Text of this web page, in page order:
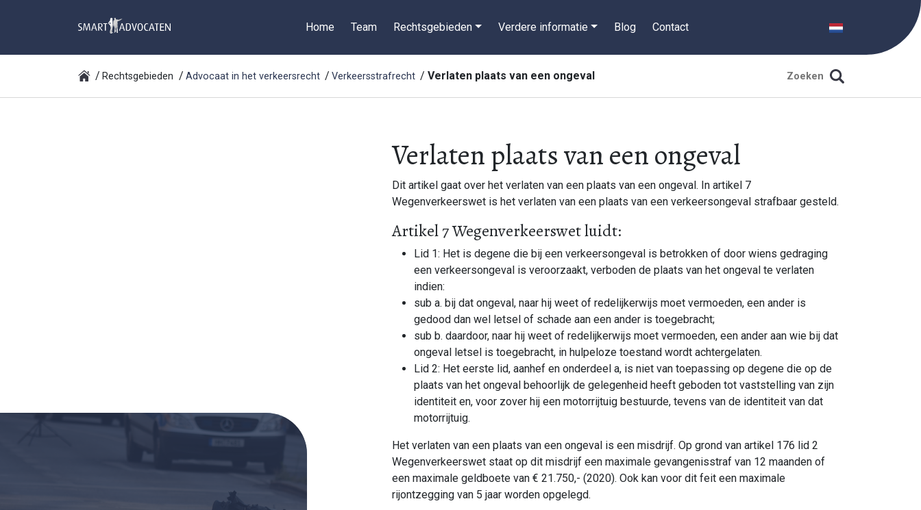
Home Team Rechtsgebieden Verdere informatie Blog Contact
Rechtsgebieden Advocaat in het verkeersrecht Verkeersstrafrecht Verlaten plaats van een ongeval
Verlaten plaats van een ongeval
Dit artikel gaat over het verlaten van een plaats van een ongeval. In artikel 7
Wegenverkeerswet is het verlaten van een plaats van een verkeersongeval strafbaar gesteld.
Artikel 7 Wegenverkeerswet luidt:
Lid 1: Het is degene die bij een verkeersongeval is betrokken of door wiens gedraging
een verkeersongeval is veroorzaakt, verboden de plaats van het ongeval te verlaten
indien:
sub a. bij dat ongeval, naar hij weet of redelijkerwijs moet vermoeden, een ander is
gedood dan wel letsel of schade aan een ander is toegebracht;
sub b. daardoor, naar hij weet of redelijkerwijs moet vermoeden, een ander aan wie bij dat
ongeval letsel is toegebracht, in hulpeloze toestand wordt achtergelaten.
Lid 2: Het eerste lid, aanhef en onderdeel a, is niet van toepassing op degene die op de
plaats van het ongeval behoorlijk de gelegenheid heeft geboden tot vaststelling van zijn
identiteit en, voor zover hij een motorrijtuig bestuurde, tevens van de identiteit van dat
motorrijtuig.
Het verlaten van een plaats van een ongeval is een misdrijf. Op grond van artikel 176 lid 2
Wegenverkeerswet staat op dit misdrijf een maximale gevangenisstraf van 12 maanden of
een maximale geldboete van € 21.750,- (2020). Ook kan voor dit feit een maximale
rijontzegging van 5 jaar worden opgelegd.